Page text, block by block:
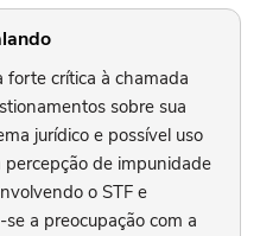
forte crítica à chamada
sobre sua
jurídico e possível uso
de impunidade
o STF e
a preocupação com a